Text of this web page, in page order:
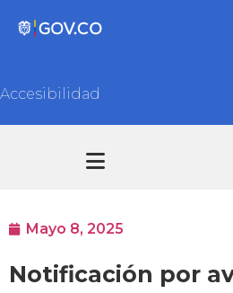
Accesibilidad
Mayo 8, 2025
Notificación por